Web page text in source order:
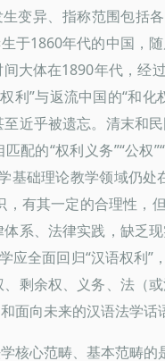
变异、指称范围包括
于1860年代的中国，
大体在1890年代，经
利”与返流中国的“和化
近乎被遗忘。清末和
配的“权利义务”“公权
基础理论教学领域仍处
有其一定的合理性，
系、法律实践，缺乏
全面回归“汉语权利”
剩余权、义务、法（
向未来的汉语法学话
核心范畴、基本范畴的